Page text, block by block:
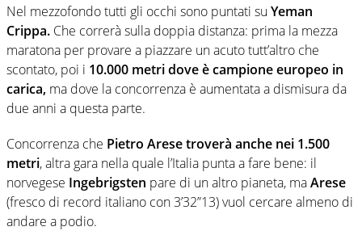
Nel mezzofondo tutti gli occhi sono puntati su Yeman
Crippa. Che correrà sulla doppia distanza: prima la mezza
maratona per provare a piazzare un acuto tutt’altro che
scontato, poi i 10.000 metri dove è campione europeo in
carica, ma dove la concorrenza è aumentata a dismisura da
due anni a questa parte.
Concorrenza che Pietro Arese troverà anche nei 1.500
metri, altra gara nella quale l’Italia punta a fare bene: il
norvegese Ingebrigsten pare di un altro pianeta, maArese
(fresco di record italiano con 3’32”13) vuol cercare almeno di
andare a podio.